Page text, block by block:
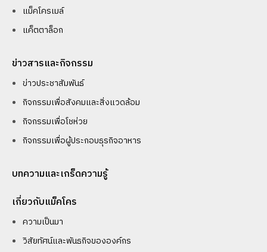
แม็คโครเมล์
แค็ตตาล็อก
ข่าวสารและกิจกรรม
ข่าวประชาสัมพันธ์
กิจกรรมเพื่อสังคมและสิ่งแวดล้อม
กิจกรรมเพื่อโชห่วย
กิจกรรมเพื่อผู้ประกอบธุรกิจอาหาร
บทความและเกร็ดความรู้
เกี่ยวกับแม็คโคร
ความเป็นมา
วิสัยทัศน์และพันธกิจขององค์กร